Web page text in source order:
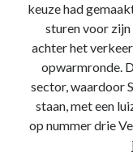
Recente reacties
De F1-NerdopHet
De F1-NerdopHet
Mark van DijkopHet
Briefje aan Jos –
keuze had
sturen voor
achter het
opwarmronde.
sector, waardoor
staan, met een
op nummer drie